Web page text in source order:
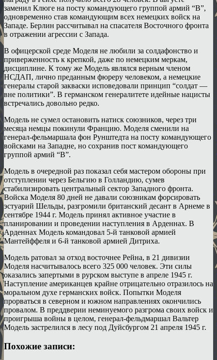
заменил Клюге на посту командующего группой армий “В”,
одновременно став командующим всех немецких войск на
Западе. Берлин рассчитывал на спасателя Восточного фронта
в отражении агрессии с Запада.
В офицерской среде Моделя не любили за солдафонство и
приверженность к крепкой, даже по немецким меркам,
дисциплине. К тому же Модель являлся верным членом
НСДАП, лично преданным фюреру человеком, а немецкие
генералы старой закваски исповедовали принцип “солдат —
вне политики”. В германском генералитете идейные нацисты
встречались довольно редко.
Модель не сумел остановить натиск союзников, через три
месяца немцы покинули Францию. Моделя сменили на
генерал-фельмаршала фон Рунштедта на посту командующего
войсками на Западне, но сохранив пост командующего
группой армий “B”.
Модель в очередной раз показал себя мастером обороны при
отступлении через Бельгию в Голландию, сумев
стабилизировать центральный сектор Западного фронта.
Войска Моделя 80 дней не давали союзникам форсировать
эстуарий Шельды, разгромили британский десант в Арнеме в
сентябре 1944 г. Модель принял активное участие в
планировании и проведении наступления в Арденнах. В
Арденнах Модель командовал 5-й танковой армией
Мантейффеля и 6-й танковой армией Дитриха.
Модель ратовал за отход восточнее Рейна, в 21 дивизии
Моделя насчитывалось всего 325 000 человек. Эти силы
оказались запертыми в рурском выступе в апреле 1945 г.
Наступление американцев крайне отрицательно отразилось на
моральном духе германских войск. Попытки Моделя
прорваться в северном и южном направлениях окончились
провалом. В преддверии неминуемого разгрома своих войск и
проигрыша войны в целом, генерал-фельдмаршал Вальтер
Модель застрелился в лесу под Дуйсбургом 21 апреля 1945 г.
Похожие записи: